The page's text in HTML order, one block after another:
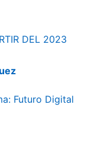
DEL 2023
Futuro Digital